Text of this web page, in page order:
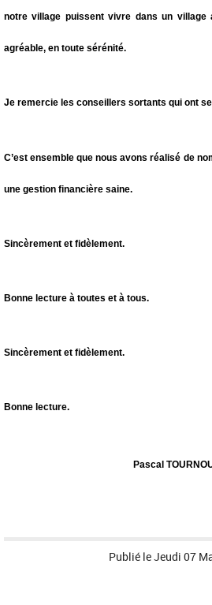
notre village puissent vivre dans un village
agréable, en toute sérénité.
Je remercie les conseillers sortants qui ont
C’est ensemble que nous avons réalisé de
une gestion financière saine.
Sincèrement et fidèlement.
Bonne lecture à toutes et à tous.
Sincèrement et fidèlement.
Bonne lecture.
Pascal
Publié leJeudi 07